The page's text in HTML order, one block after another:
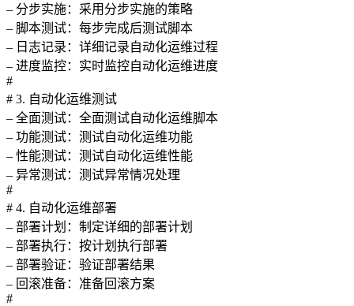
– 分步实施：采用分步实施的策略
– 脚本测试：每步完成后测试脚本
– 日志记录：详细记录自动化运维过程
– 进度监控：实时监控自动化运维进度
#
# 3. 自动化运维测试
– 全面测试：全面测试自动化运维脚本
– 功能测试：测试自动化运维功能
– 性能测试：测试自动化运维性能
– 异常测试：测试异常情况处理
#
# 4. 自动化运维部署
– 部署计划：制定详细的部署计划
– 部署执行：按计划执行部署
– 部署验证：验证部署结果
– 回滚准备：准备回滚方案
#